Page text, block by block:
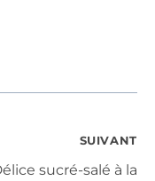
SUIVANT
sucré-salé à la